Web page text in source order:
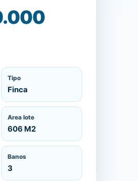
Tipo
Finca
Area lote
606 M2
Banos
3